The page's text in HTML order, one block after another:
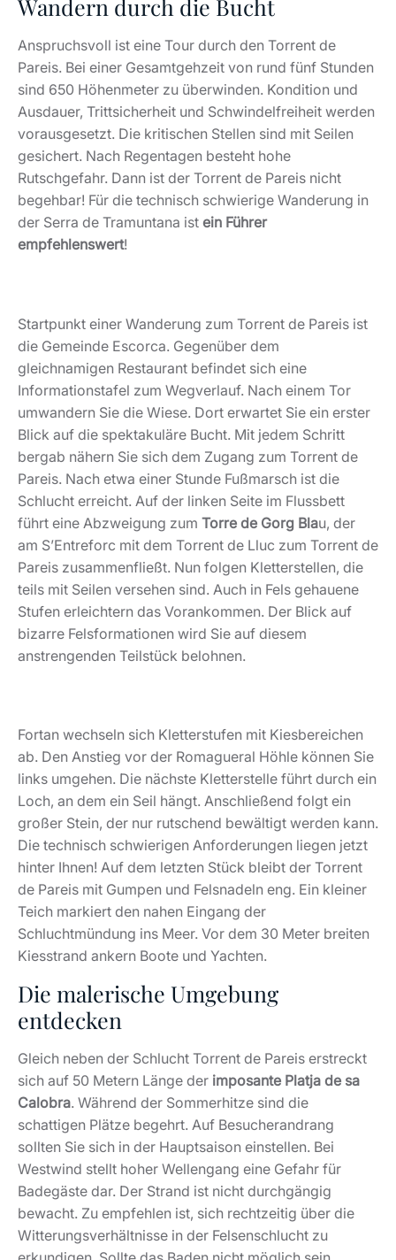
Wandern durch die Bucht
Anspruchsvoll ist eine Tour durch den Torrent de
Pareis. Bei einer Gesamtgehzeit von rund fünf Stunden
sind 650 Höhenmeter zu überwinden. Kondition und
Ausdauer, Trittsicherheit und Schwindelfreiheit werden
vorausgesetzt. Die kritischen Stellen sind mit Seilen
gesichert. Nach Regentagen besteht hohe
Rutschgefahr. Dann ist der Torrent de Pareis nicht
begehbar! Für die technisch schwierige Wanderung in
der Serra de Tramuntana ist ein Führer
empfehlenswert!
Startpunkt einer Wanderung zum Torrent de Pareis ist
die Gemeinde Escorca. Gegenüber dem
gleichnamigen Restaurant befindet sich eine
Informationstafel zum Wegverlauf. Nach einem Tor
umwandern Sie die Wiese. Dort erwartet Sie ein erster
Blick auf die spektakuläre Bucht. Mit jedem Schritt
bergab nähern Sie sich dem Zugang zum Torrent de
Pareis. Nach etwa einer Stunde Fußmarsch ist die
Schlucht erreicht. Auf der linken Seite im Flussbett
führt eine Abzweigung zum Torre de Gorg Blau, der
am S’Entreforc mit dem Torrent de Lluc zum Torrent de
Pareis zusammenfließt. Nun folgen Kletterstellen, die
teils mit Seilen versehen sind. Auch in Fels gehauene
Stufen erleichtern das Vorankommen. Der Blick auf
bizarre Felsformationen wird Sie auf diesem
anstrengenden Teilstück belohnen.
Fortan wechseln sich Kletterstufen mit Kiesbereichen
ab. Den Anstieg vor der Romagueral Höhle können Sie
links umgehen. Die nächste Kletterstelle führt durch ein
Loch, an dem ein Seil hängt. Anschließend folgt ein
großer Stein, der nur rutschend bewältigt werden kann.
Die technisch schwierigen Anforderungen liegen jetzt
hinter Ihnen! Auf dem letzten Stück bleibt der Torrent
de Pareis mit Gumpen und Felsnadeln eng. Ein kleiner
Teich markiert den nahen Eingang der
Schluchtmündung ins Meer. Vor dem 30 Meter breiten
Kiesstrand ankern Boote und Yachten.
Die malerische Umgebung
entdecken
Gleich neben der Schlucht Torrent de Pareis erstreckt
sich auf 50 Metern Länge der imposante Platja de sa
Calobra. Während der Sommerhitze sind die
schattigen Plätze begehrt. Auf Besucherandrang
sollten Sie sich in der Hauptsaison einstellen. Bei
Westwind stellt hoher Wellengang eine Gefahr für
Badegäste dar. Der Strand ist nicht durchgängig
bewacht. Zu empfehlen ist, sich rechtzeitig über die
Witterungsverhältnisse in der Felsenschlucht zu